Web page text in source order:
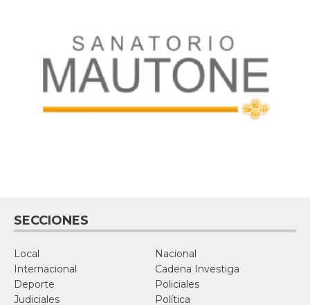
SECCIONES
Local
Nacional
Internacional
Cadena Investiga
Deporte
Policiales
Judiciales
Política